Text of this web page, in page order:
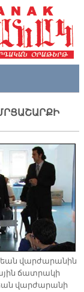
վար­ժա­րա­նին
ճատ­րա­կի
վար­ժա­րա­նի